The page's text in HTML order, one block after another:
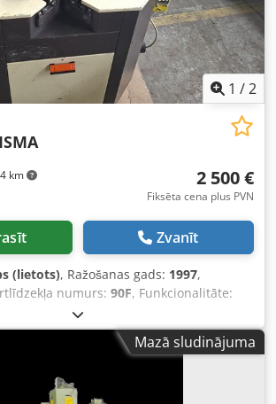
1 /2
km 2 500 €
Fiksēta cena plus PVN
Zvanīt
(lietots), Ražošanas gads: 1997,
numurs: 90F, Funkcionalitāte:
, Dubultā leņķzāģis ar 250–275 mm
griešanas leņķis 45°+45° un
veic 45° horizontālo griezumu,
un 80 mm augstumā). Chodpfxsy Iag To
Mazā sludinājuma